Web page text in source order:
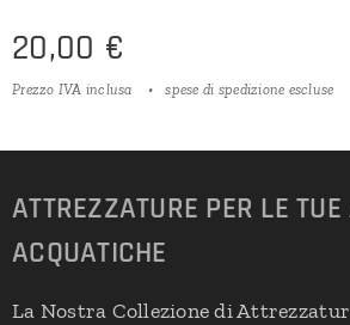
20,00 €
Prezzo IVA inclusa spese di spedizione escluse
ATTREZZATURE PER LE
ACQUATICHE
La Nostra Collezione di